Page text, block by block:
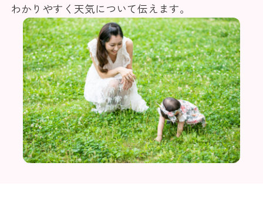
わかりやすく天気について伝えます。